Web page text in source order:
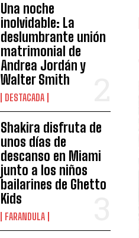
Una noche
inolvidable: La
deslumbrante unión
matrimonial de
Andrea Jordán y
Walter Smith
DESTACADA
Shakira disfruta de
unos días de
descanso en Miami
junto a los niños
bailarines de Ghetto
Kids
FARANDULA